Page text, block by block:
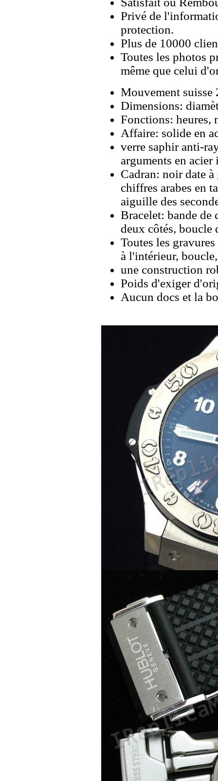
Privé de
protection.
Plus de 10000
Toutes les photos
même que celui
Mouvement suisse
Dimensions:
Fonctions: heures,
Affaire: solide en
verre saphir anti-
arguments en
Cadran: noir date
chiffres arabes en
aiguille des
Bracelet: bande
deux côtés, boucle
Toutes les
à l'intérieur,
une construction
Poids d'exiger
Aucun docs et la